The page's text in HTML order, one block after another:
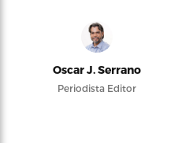
Oscar J. Serrano
Periodista Editor